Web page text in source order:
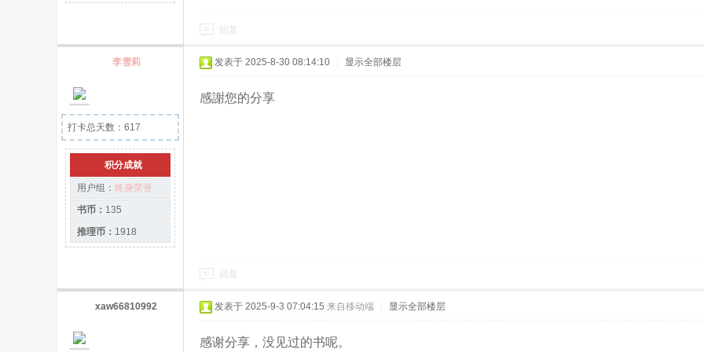
回复
李雪莉
打卡总天数：617
积分成就
用户组： 终身荣誉
书币： 135
推理币： 1918
发表于 2025-8-30 08:14:10 显示全部楼层
感謝您的分享
回复
xaw66810992 发表于 2025-9-3 07:04:15 来自移动端 显示全部楼层
感谢分享，没见过的书呢。